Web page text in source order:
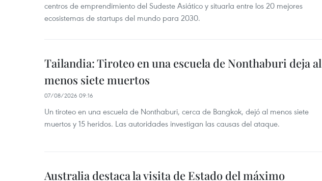
centros de emprendimiento del Sudeste Asiático y situarla entre los 20 mejores
ecosistemas de startups del mundo para 2030.
Tailandia: Tiroteo en una escuela de Nonthaburi deja al
menos siete muertos
07/08/2026 09:16
Un tiroteo en una escuela de Nonthaburi, cerca de Bangkok, dejó al menos siete
muertos y 15 heridos. Las autoridades investigan las causas del ataque.
Australia destaca la visita de Estado del máximo